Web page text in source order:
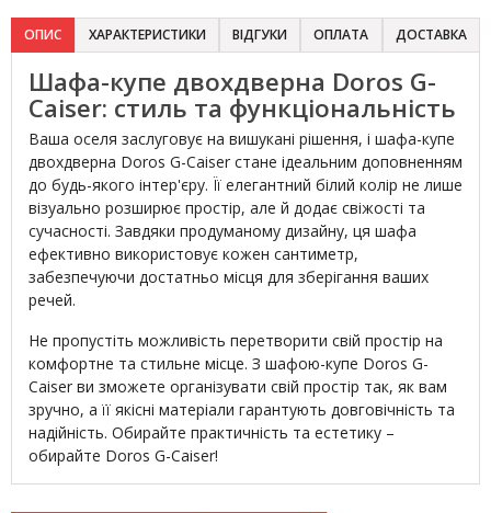
ОПИС ХАРАКТЕРИСТИКИ ВІДГУКИ ОПЛАТА ДОСТАВКА
Шафа-купе двохдверна Doros G-
Caiser: стиль та функціональність
Ваша оселя заслуговує на вишукані рішення, і шафа-купе
двохдверна Doros G-Caiser стане ідеальним доповненням
до будь-якого інтер'єру. Її елегантний білий колір не лише
візуально розширює простір, але й додає свіжості та
сучасності. Завдяки продуманому дизайну, ця шафа
ефективно використовує кожен сантиметр,
забезпечуючи достатньо місця для зберігання ваших
речей.
Не пропустіть можливість перетворити свій простір на
комфортне та стильне місце. З шафою-купе Doros G-
Caiser ви зможете організувати свій простір так, як вам
зручно, а її якісні матеріали гарантують довговічність та
надійність. Обирайте практичність та естетику –
обирайте Doros G-Caiser!